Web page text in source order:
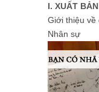
I. XUẤT
Giới thiệu về
Nhân sự